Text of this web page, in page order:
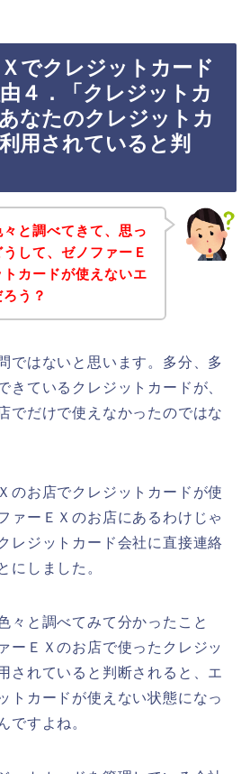
でクレジットカード
４．「クレジットカ
なたのクレジットカ
用されていると判
と調べてきて、思っ
して、ゼノファーＥ
カードが使えないエ
う？
ではないと思います。多分、多
きているクレジットカードが、
でだけで使えなかったのではな
のお店でクレジットカードが使
ァーＥＸのお店にあるわけじゃ
レジットカード会社に直接連絡
にしました。
々と調べてみて分かったこと
ーＥＸのお店で使ったクレジッ
されていると判断されると、エ
トカードが使えない状態になっ
ですよね。